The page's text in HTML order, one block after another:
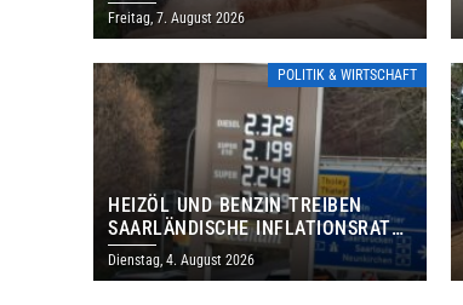
LÄDT ZUM TAG DES OFFENEN
DENKMALS EIN
Freitag, 7. August 2026
POLITIK & WIRTSCHAFT
HEIZÖL UND BENZIN TREIBEN
SAARLÄNDISCHE INFLATIONSRATE
IM JULI AUF 3,2 PROZENT
Dienstag, 4. August 2026